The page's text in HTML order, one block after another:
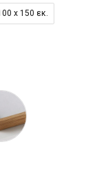
x 150 εκ.